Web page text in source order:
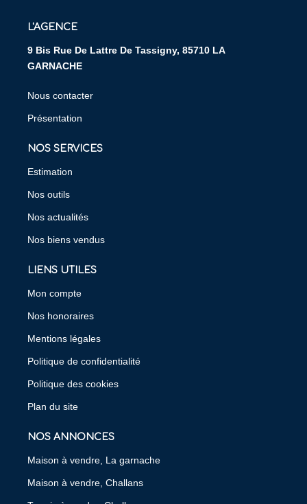
L'AGENCE
9 Bis Rue De Lattre De Tassigny, 85710 LA
GARNACHE
Nous contacter
Présentation
NOS SERVICES
Estimation
Nos outils
Nos actualités
Nos biens vendus
LIENS UTILES
Mon compte
Nos honoraires
Mentions légales
Politique de confidentialité
Politique des cookies
Plan du site
NOS ANNONCES
Maison à vendre, La garnache
Maison à vendre, Challans